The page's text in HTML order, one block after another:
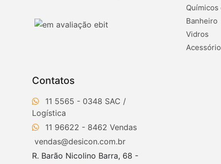
Contatos
11 5565 - 0348
11 96622 - 8462
vendas@desicon.com.br
R. Barão Nicolino Barra, 68 -
Químicos
Banheiro
Vidros